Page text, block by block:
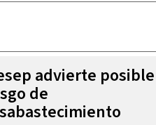
advierte posible
de